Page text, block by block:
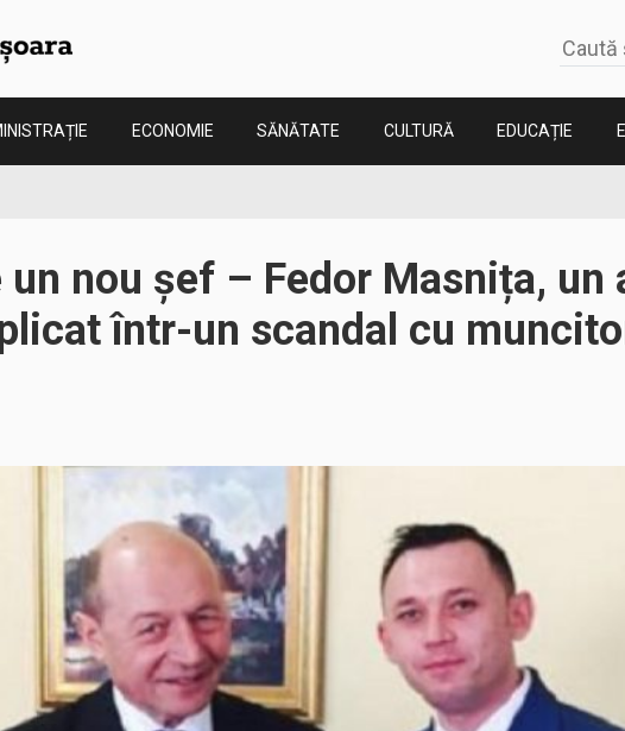
ECONOMIE SĂNĂTATE CULTURĂ EDUCAȚIE
un nou șef – Fedor Masnița, un
într-un scandal cu